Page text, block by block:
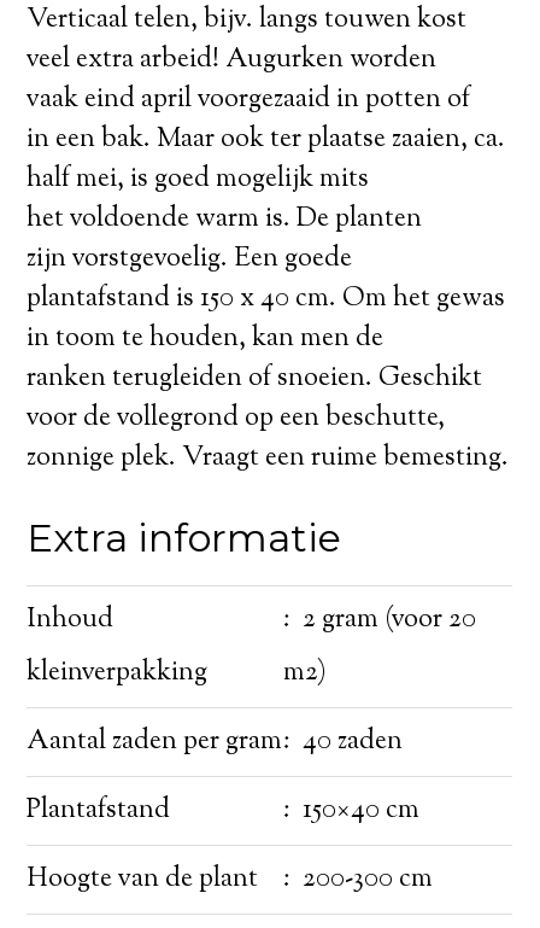
Verticaal telen, bijv. langs touwen kost
veel extra arbeid! Augurken worden
vaak eind april voorgezaaid in potten of
in een bak. Maar ook ter plaatse zaaien, ca.
half mei, is goed mogelijk mits
het voldoende warm is. De planten
zijn vorstgevoelig. Een goede
plantafstand is 150 x 40 cm. Om het gewas
in toom te houden, kan men de
ranken terugleiden of snoeien. Geschikt
voor de vollegrond op een beschutte,
zonnige plek. Vraagt een ruime bemesting.
Extra informatie
Inhoud
kleinverpakking
: 2 gram (voor 20
m2)
Aantal zaden per gram: 40 zaden
Plantafstand
: 150×40 cm
Hoogte van de plant
: 200-300 cm